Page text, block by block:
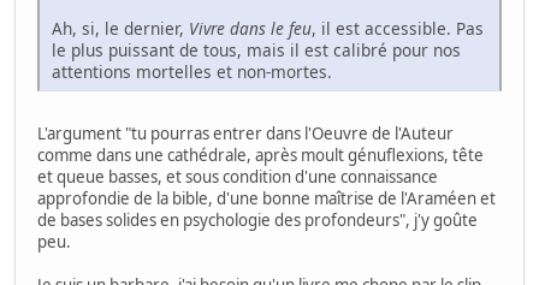
Ah, si, le dernier, Vivre dans le feu, il est accessible. Pas
le plus puissant de tous, mais il est calibré pour nos
attentions mortelles et non-mortes.
L'argument "tu pourras entrer dans l'Oeuvre de l'Auteur
comme dans une cathédrale, après moult génuflexions, tête
et queue basses, et sous condition d'une connaissance
approfondie de la bible, d'une bonne maîtrise de l'Araméen et
de bases solides en psychologie des profondeurs", j'y goûte
peu.